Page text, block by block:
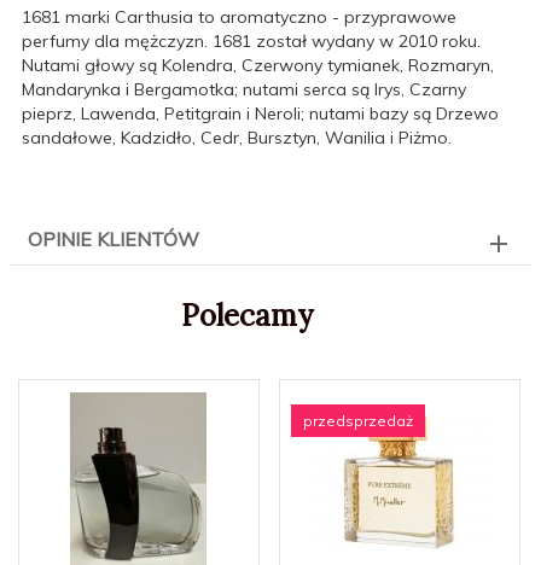
1681 marki Carthusia to aromatyczno - przyprawowe
perfumy dla mężczyzn. 1681 został wydany w 2010 roku.
Nutami głowy są Kolendra, Czerwony tymianek, Rozmaryn,
Mandarynka i Bergamotka; nutami serca są Irys, Czarny
pieprz, Lawenda, Petitgrain i Neroli; nutami bazy są Drzewo
sandałowe, Kadzidło, Cedr, Bursztyn, Wanilia i Piżmo.
OPINIE KLIENTÓW
Polecamy
przedsprzedaż